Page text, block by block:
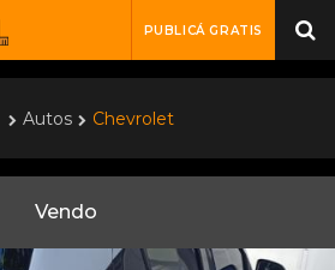
PUBLICÁ GRATIS
Autos Chevrolet
Vendo